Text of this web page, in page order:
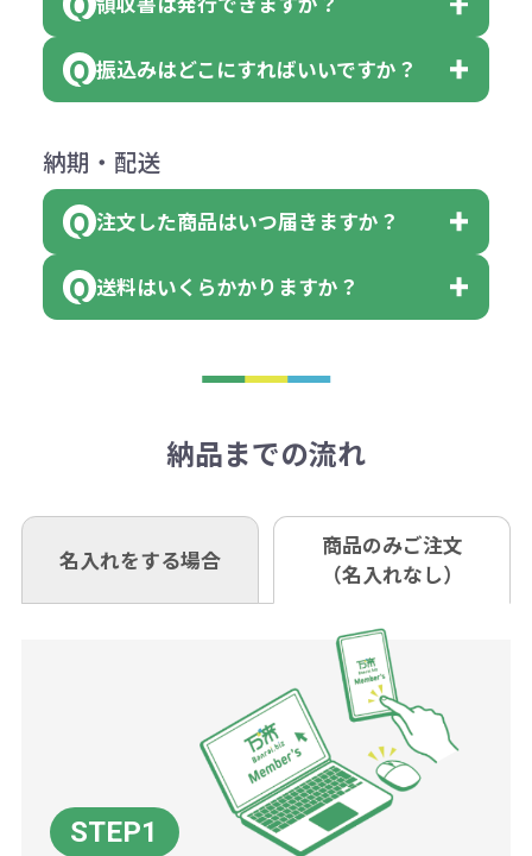
【色指定の仕方】
に必要な個数を入力ください。
※10個単位など購入できる単位が決
はまらない数を入力すると、アラー
アラートに従って数を調整してくだ
または返金にて対応させていただき
ます。
その際不良品については送料着払い
ください。
（商品の状態により、対応が変わる
※不良商品をご返却いただけない場
います。あらかじめご了承くださ
※不良商品は商品到着後7営業日以
お問合せ先
0120-979-907
AM10:00～PM5:00（土・日・祝日を
（提供価格（商品代）+名入れ費用
×色数
※例えば2色印刷の場合には、名入
れ費用が2倍、製版代が2倍必要で
相談下さい。
なお、印刷代はボリュームディスカ
同じ版で多くの数量を印刷すると、1
個当たりの印刷代単価がお安くなり
一方、数量が少なく一定数に満たな
い場合は、単価計算ではなく、印刷
代の基本料金を一式頂戴する場合が
ございます。
ボリュームディスカウントの計算は
会員様はマイページより各種帳票の
ダウンロードが可能です。
詳しくはこちらはご確認ください。
領収書のダウンロード
会員様はマイページより各種帳票の
詳しくはこちらはご確認ください。
領収書のダウンロード
振込みはどこにすればいいですか？
下記口座にお願いします。
■三菱UFJ銀行
小田井支店（おたいしてん）
■ゆうちょ銀行（振替口座）
口座名 株式会社モノベーション
※振り込み手数料はお客さま負担と
なりますのでご注意ください。
納期・配送
注文した商品はいつ届きますか？
既製品の場合、ご入金確認後3営業
ご入金確認後約3週間となります。
定しているものもあります。
あれば、午前中までにご注文とご入
金いただければ翌日着でお送りする
お急ぎの場合、ご相談ください。最
大限努力いたします。
送料はいくらかかりますか？
き別途申し受けます。
も複数ヶ所への納品の場合、別途送
料頂戴する場合がございます。
詳細はこちらご確認ください。
納品までの流れ
名入れをする場合
商品のみご注文
（名入れなし）